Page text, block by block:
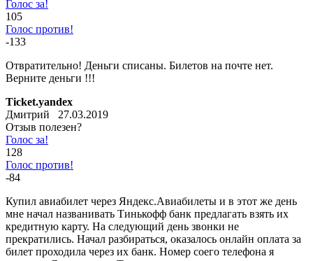
Голос за!
105
Голос против!
-133
Отвратительно! Деньги списаны. Билетов на почте нет.
Верните деньги !!!
Ticket.yandex
Дмитрий 27.03.2019
Отзыв полезен?
Голос за!
128
Голос против!
-84
Купил авиабилет через Яндекс.Авиабилеты и в этот же день
мне начал названивать Тинькофф банк предлагать взять их
кредитную карту. На следующий день звонки не
прекратились. Начал разбираться, оказалось онлайн оплата за
билет проходила через их банк. Номер соего телефона я